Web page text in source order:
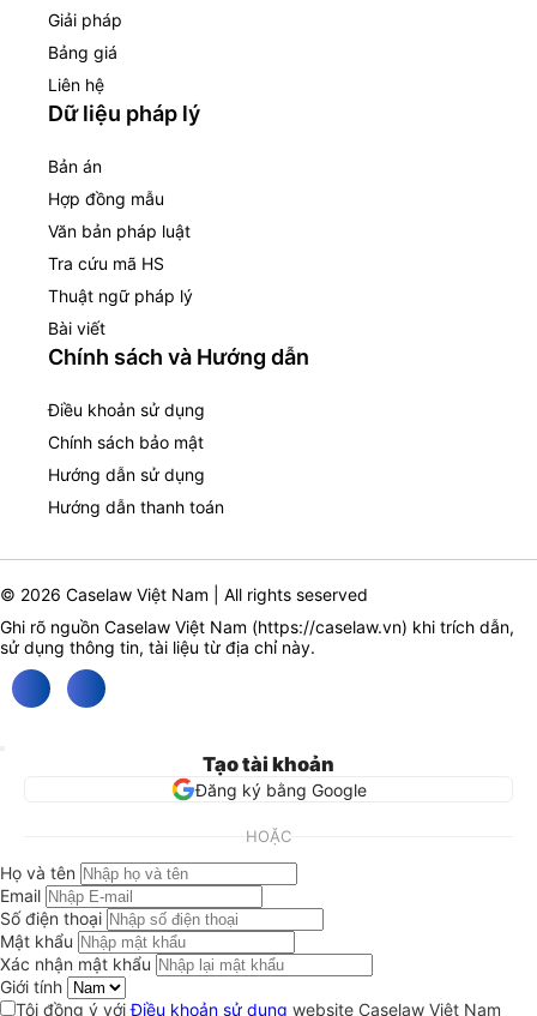
Giải pháp
Bảng giá
Liên hệ
Dữ liệu pháp lý
Bản án
Hợp đồng mẫu
Văn bản pháp luật
Tra cứu mã HS
Thuật ngữ pháp lý
Bài viết
Chính sách và Hướng dẫn
Điều khoản sử dụng
Chính sách bảo mật
Hướng dẫn sử dụng
Hướng dẫn thanh toán
© 2026 Caselaw Việt Nam | All rights seserved
Ghi rõ nguồn Caselaw Việt Nam (https://caselaw.vn) khi trích dẫn,
sử dụng thông tin, tài liệu từ địa chỉ này.
Tạo tài khoản
Đăng ký bằng Google
HOẶC
Họ và tên
Email
Số điện thoại
Mật khẩu
Xác nhận mật khẩu
Giới tính
Tôi đồng ý vớiĐiều khoản sử dụng website Caselaw Việt Nam